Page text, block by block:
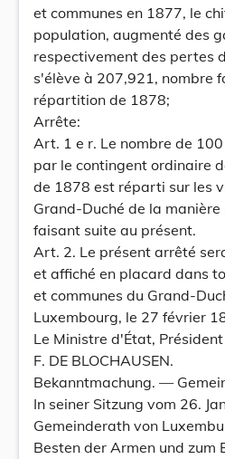
et communes en 1877, le
population, augmenté des
respectivement des pertes
s'élève à 207,921, nombre
répartition de 1878;
Arrête:
Art. 1 e r. Le nombre de
par le contingent ordinaire
de 1878 est réparti sur les
Grand-Duché de la
faisant suite au présent.
Art. 2. Le présent arrêté
et affiché en placard dans
et communes du Grand-
Luxembourg, le 27 février
Le Ministre d'État,
F. DE BLOCHAUSEN.
Bekanntmachung. —
In seiner Sitzung vom 26.
Gemeinderath von
Besten der Armen und zum